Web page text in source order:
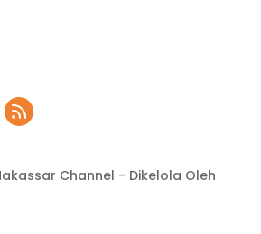
Channel - Dikelola Oleh